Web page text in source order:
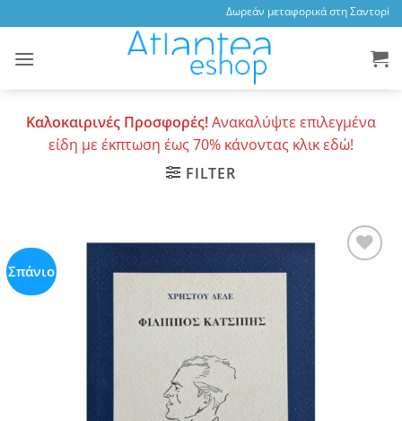
to
content
Δωρεάν μεταφορικά στη
Καλοκαιρινές Προσφορές!Ανακαλύψτε επιλεγμένα
είδη με έκπτωση έως 70% κάνοντας κλικ εδώ!
FILTER
Σπάνιο